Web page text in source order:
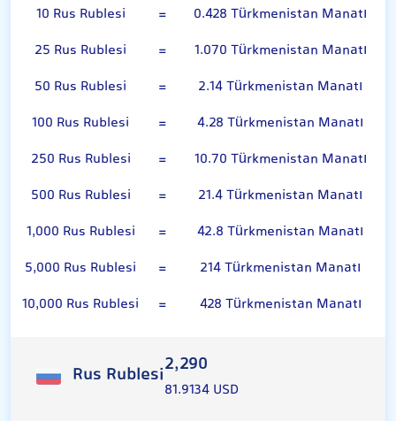
10 Rus Rublesi =
0.428 Türkmenistan Manatı
25 Rus Rublesi
=
1.070 Türkmenistan Manatı
50 Rus Rublesi
=
2.14 Türkmenistan Manatı
100 Rus Rublesi
=
4.28 Türkmenistan Manatı
250 Rus Rublesi
=
10.70 Türkmenistan Manatı
500 Rus Rublesi
=
21.4 Türkmenistan Manatı
1,000 Rus Rublesi
=
42.8 Türkmenistan Manatı
5,000 Rus Rublesi
=
214 Türkmenistan Manatı
10,000 Rus Rublesi
= 428 Türkmenistan Manatı
Rus Rublesi2,290
81.9134 USD